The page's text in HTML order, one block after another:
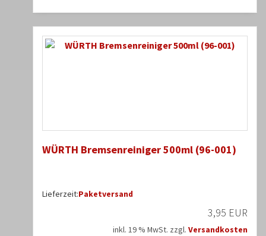
WÜRTH Bremsenreiniger 500ml (96-001)
Lieferzeit:Paketversand
3,95 EUR
inkl. 19 % MwSt. zzgl. Versandkosten